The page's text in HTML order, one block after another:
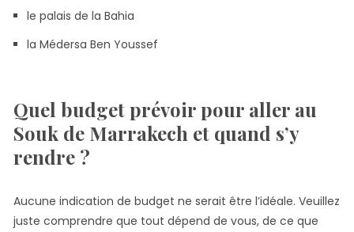
le palais de la Bahia
la Médersa Ben Youssef
Quel budget prévoir pour aller au
Souk de Marrakech et quand s’y
rendre ?
Aucune indication de budget ne serait être l’idéale. Veuillez
juste comprendre que tout dépend de vous, de ce que